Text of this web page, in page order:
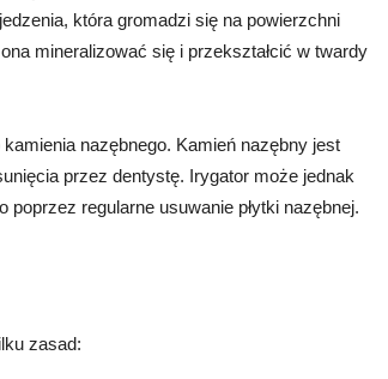
która gromadzi się na powierzchni
mineralizować się i przekształcić w twardy
nazębnego. Kamień nazębny jest
przez dentystę. Irygator może jednak
regularne usuwanie płytki nazębnej.
zasad: